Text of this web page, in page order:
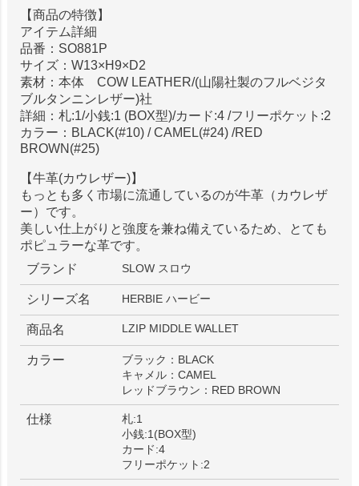
【商品の特徴】
アイテム詳細
品番：SO881P
サイズ：W13×H9×D2
素材：本体 COW LEATHER/(山陽社製のフルベジタ
ブルタンニンレザー)社
詳細：札:1/小銭:1 (BOX型)/カード:4 /フリーポケット:2
カラー：BLACK(#10) / CAMEL(#24) /RED
BROWN(#25)
【牛革(カウレザー)】
もっとも多く市場に流通しているのが牛革（カウレザ
ー）です。
美しい仕上がりと強度を兼ね備えているため、とても
ポピュラーな革です。
ブランド
SLOW スロウ
シリーズ名 HERBIE ハービー
商品名 LZIP MIDDLE WALLET
カラー
ブラック：BLACK
キャメル：CAMEL
レッドブラウン：RED BROWN
仕様
札:1
小銭:1(BOX型)
カード:4
フリーポケット:2